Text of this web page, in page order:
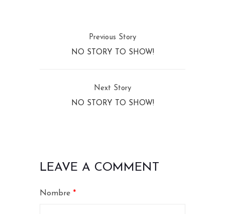
Previous Story
NO STORY TO SHOW!
Next Story
NO STORY TO SHOW!
LEAVE A COMMENT
Nombre *